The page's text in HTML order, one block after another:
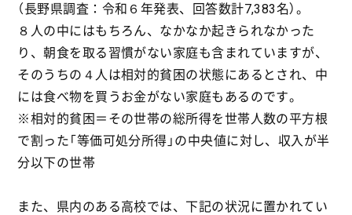
（長野県調査：令和６年発表、回答数計7,383名）。
８人の中にはもちろん、なかなか起きられなかった
り、朝食を取る習慣がない家庭も含まれていますが、
そのうちの４人は相対的貧困の状態にあるとされ、中
には食べ物を買うお金がない家庭もあるのです。
※相対的貧困＝その世帯の総所得を世帯人数の平方根
で割った「等価可処分所得」の中央値に対し、収入が半
分以下の世帯
また、県内のある高校では、下記の状況に置かれてい